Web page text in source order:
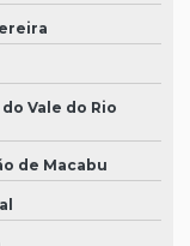
Vale do Rio
de Macabu